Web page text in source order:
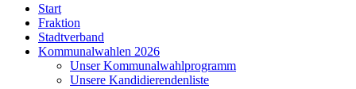
Start
Fraktion
Stadtverband
Kommunalwahlen 2026
Unser Kommunalwahlprogramm
Unsere Kandidierendenliste